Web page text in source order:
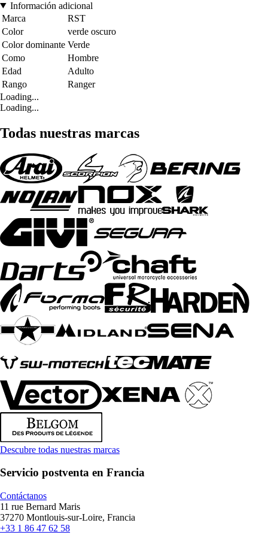
Información adicional
Marca
RST
Color
verde oscuro
Color dominante Verde
Como
Hombre
Edad
Adulto
Rango
Ranger
Loading...
Loading...
Todas nuestras marcas
Descubre todas nuestras marcas
Servicio postventa en Francia
Contáctanos
11 rue Bernard Maris
37270 Montlouis-sur-Loire, Francia
+33 1 86 47 62 58